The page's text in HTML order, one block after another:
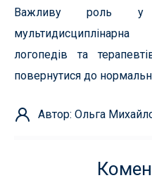
Важливу роль у
мультидисциплінарна
логопедів та
повернутися до
Автор: Ольга